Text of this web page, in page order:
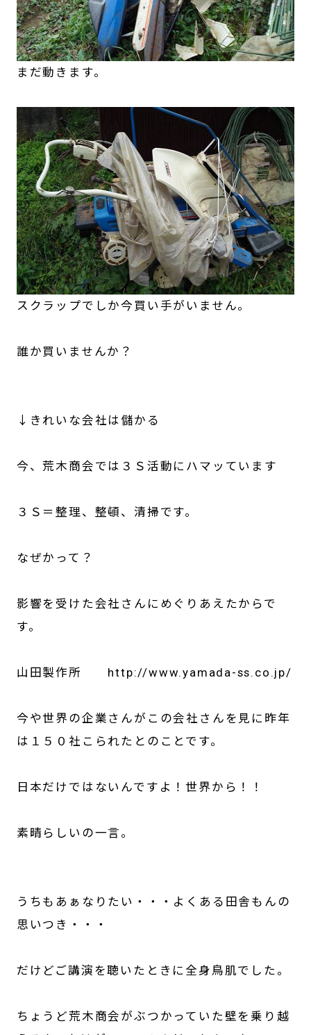
まだ動きます。
スクラップでしか今買い手がいません。
誰か買いませんか？
↓きれいな会社は儲かる
今、荒木商会では３Ｓ活動にハマッています
３Ｓ＝整理、整頓、清掃です。
なぜかって？
影響を受けた会社さんにめぐりあえたからで
す。
山田製作所 http://www.yamada-ss.co.jp/
今や世界の企業さんがこの会社さんを見に昨年
は１５０社こられたとのことです。
日本だけではないんですよ！世界から！！
素晴らしいの一言。
うちもあぁなりたい・・・よくある田舎もんの
思いつき・・・
だけどご講演を聴いたときに全身鳥肌でした。
ちょうど荒木商会がぶつかっていた壁を乗り越